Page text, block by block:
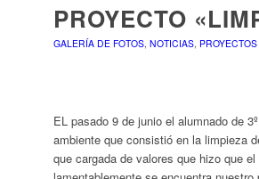
PROYECTO
GALERÍA DE FOTOS, NOTICIAS, PROYECTOS
EL pasado 9 de junio el alumnado de
ambiente que consistió en la limpieza
que cargada de valores que hizo que